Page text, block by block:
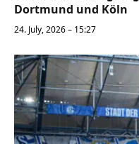
Dortmund und Köln
24. July, 2026 – 15:27